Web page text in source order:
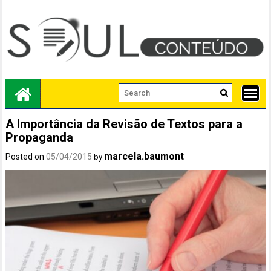
content
A Importância da Revisão de Textos para a
Propaganda
Posted on05/04/2015 by marcela.baumont